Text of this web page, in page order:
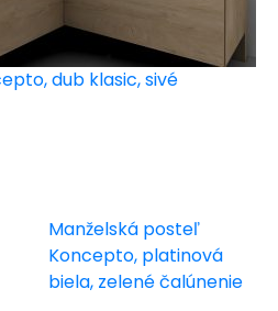
dub klasic, sivé
Manželská posteľ
Koncepto, platinová
biela, zelené čalúnenie